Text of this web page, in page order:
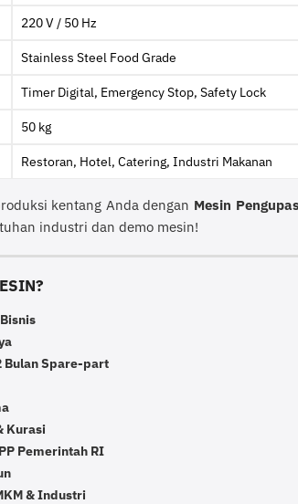
220 V / 50 Hz
Stainless Steel Food Grade
Timer Digital, Emergency Stop, Safety Lock
50 kg
Restoran, Hotel, Catering, Industri Makanan
kentang Anda dengan Mesin
industri dan demo mesin!
Bulan Spare-part
Kurasi
Pemerintah RI
& Industri